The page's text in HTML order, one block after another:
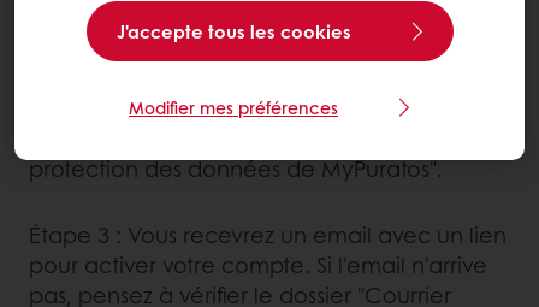
d'inscription", pensez à cocher la case "Je
protection des données de MyPuratos".
Étape 3 : Vous recevrez un email avec un lien
pour activer votre compte. Si l'email n'arrive
pas, pensez à vérifier le dossier "Courrier
J'accepte tous les cookies
Modifier mes préférences